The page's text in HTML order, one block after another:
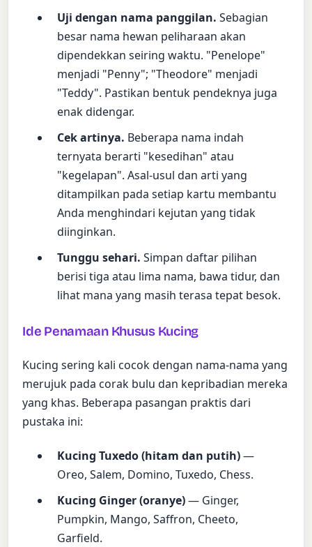
Uji dengan nama panggilan. Sebagian
besar nama hewan peliharaan akan
dipendekkan seiring waktu. "Penelope"
menjadi "Penny"; "Theodore" menjadi
"Teddy". Pastikan bentuk pendeknya juga
enak didengar.
Cek artinya. Beberapa nama indah
ternyata berarti "kesedihan" atau
"kegelapan". Asal-usul dan arti yang
ditampilkan pada setiap kartu membantu
Anda menghindari kejutan yang tidak
diinginkan.
Tunggu sehari. Simpan daftar pilihan
berisi tiga atau lima nama, bawa tidur, dan
lihat mana yang masih terasa tepat besok.
Ide Penamaan Khusus Kucing
Kucing sering kali cocok dengan nama-nama yang
merujuk pada corak bulu dan kepribadian mereka
yang khas. Beberapa pasangan praktis dari
pustaka ini:
Kucing Tuxedo (hitam dan putih)—
Oreo, Salem, Domino, Tuxedo, Chess.
Kucing Ginger (oranye)— Ginger,
Pumpkin, Mango, Saffron, Cheeto,
Garfield.